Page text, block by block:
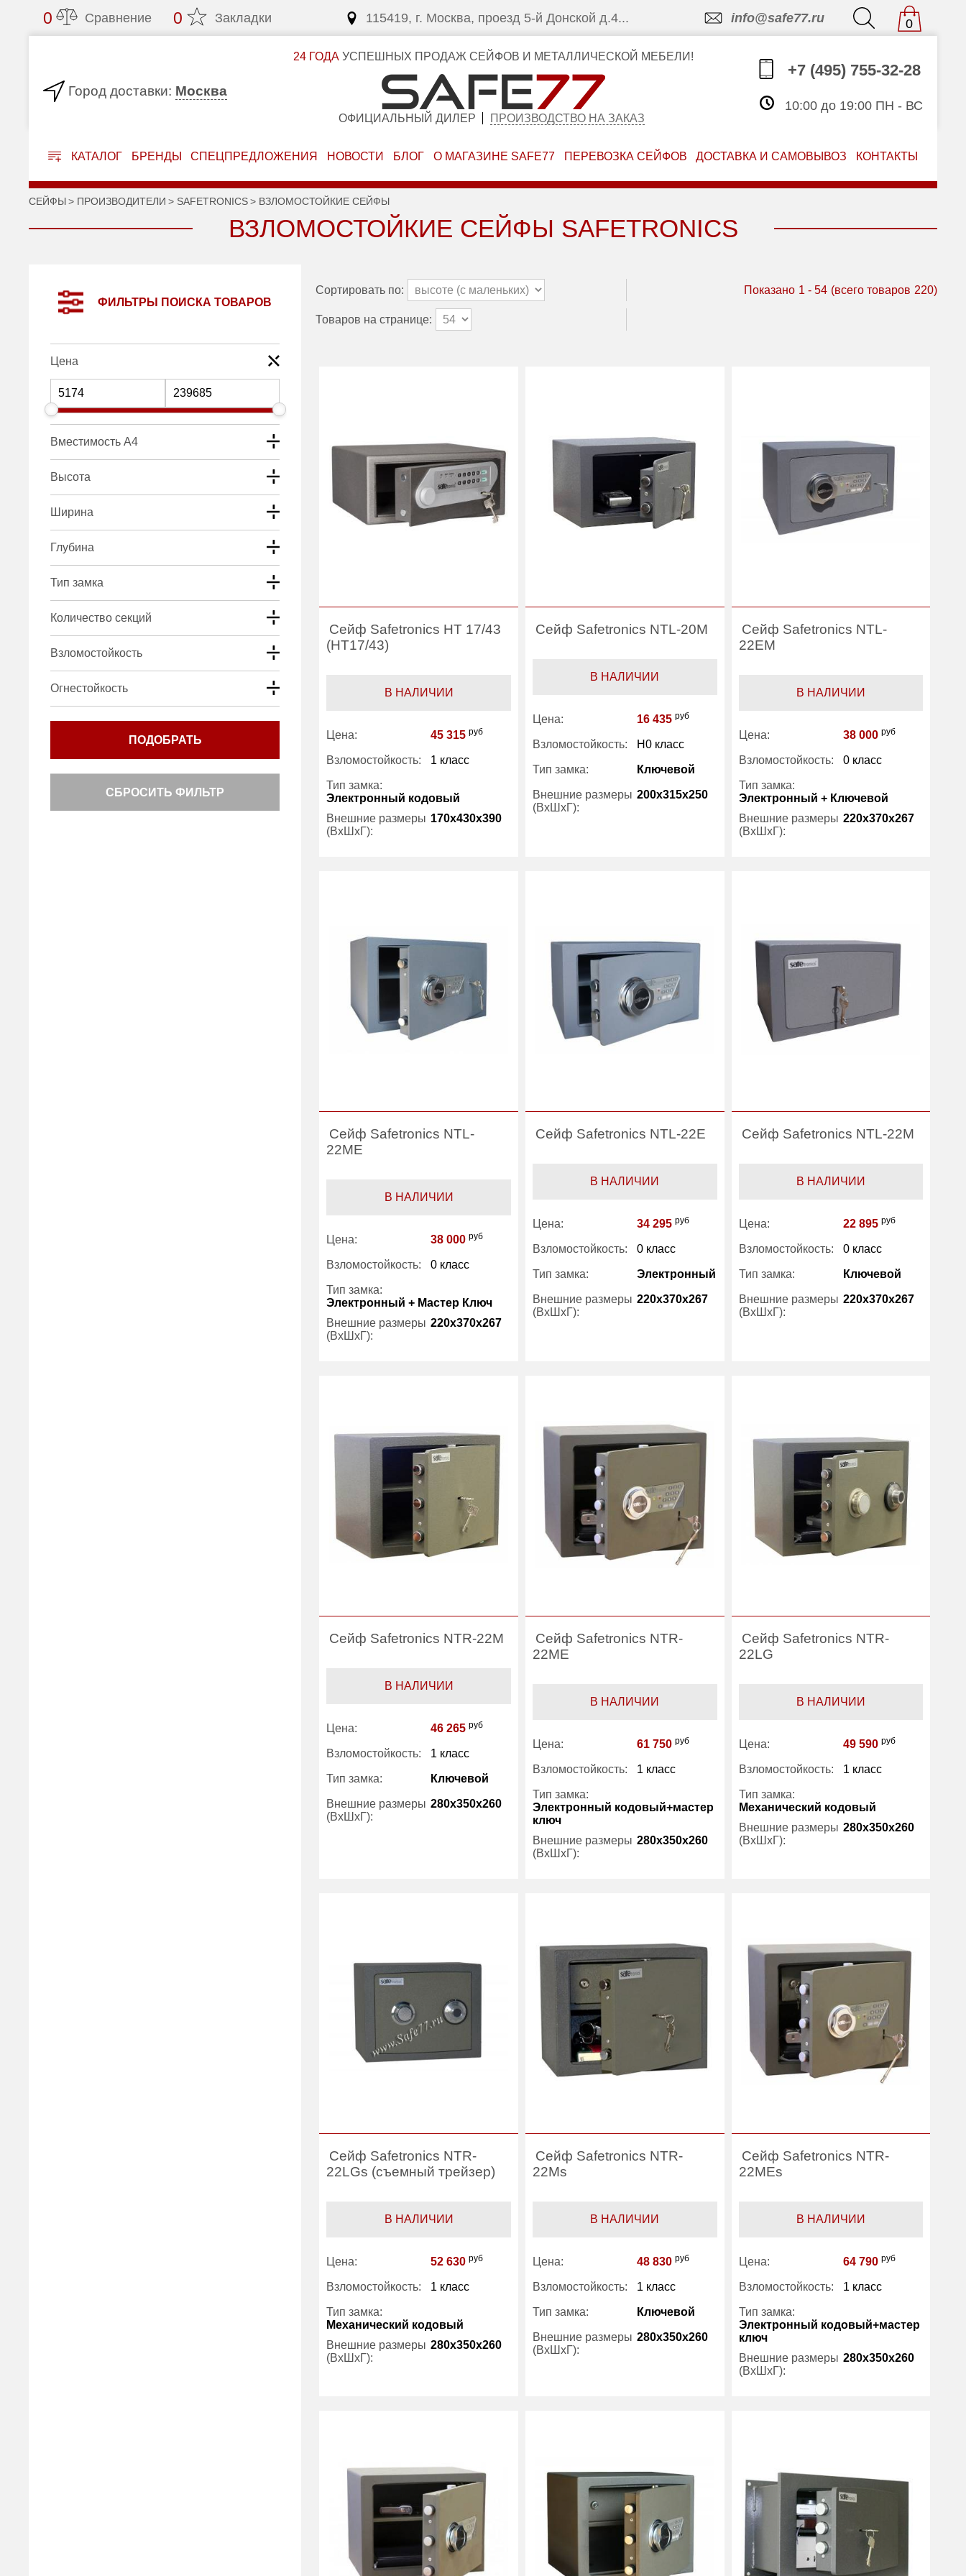
0 Сравнение 0 Закладки 115419, г. Москва, проезд 5-й Донской д.4... info@safe77.ru 0
Город доставки: Москва
24 ГОДАУСПЕШНЫХ ПРОДАЖ СЕЙФОВ И МЕТАЛЛИЧЕСКОЙ МЕБЕЛИ!
ОФИЦИАЛЬНЫЙ ДИЛЕР ПРОИЗВОДСТВО НА ЗАКАЗ
+7 (495) 755-32-28
10:00 до 19:00 ПН - ВС
КАТАЛОГ БРЕНДЫ СПЕЦПРЕДЛОЖЕНИЯ НОВОСТИ БЛОГ О МАГАЗИНЕ SAFE77 ПЕРЕВОЗКА СЕЙФОВ ДОСТАВКА И САМОВЫВОЗ КОНТАКТЫ
СЕЙФЫ ПРОИЗВОДИТЕЛИ SAFETRONICS ВЗЛОМОСТОЙКИЕ СЕЙФЫ
ВЗЛОМОСТОЙКИЕ СЕЙФЫ SAFETRONICS
ФИЛЬТРЫ ПОИСКА ТОВАРОВ
Цена
Вместимость А4
Высота
Ширина
Глубина
Тип замка
Количество секций
Взломостойкость
Огнестойкость
ПОДОБРАТЬ
СБРОСИТЬ ФИЛЬТР
Сортировать по:
Товаров на странице:
Показано 1 - 54 (всего товаров 220)
Сейф Safetronics НТ 17/43
(НТ17/43)
В НАЛИЧИИ
Цена: 45 315 руб
Взломостойкость: 1 класс
Тип замка:
Электронный кодовый
Внешние размеры
(ВхШхГ):
170x430x390
Сейф Safetronics NTL-20M
В НАЛИЧИИ
Цена: 16 435 руб
Взломостойкость: H0 класс
Тип замка: Ключевой
Внешние размеры
(ВхШхГ):
200x315x250
Сейф Safetronics NTL-
22EM
В НАЛИЧИИ
Цена: 38 000 руб
Взломостойкость: 0 класс
Тип замка:
Электронный + Ключевой
Внешние размеры
(ВхШхГ):
220x370x267
Внутренний объем
22
Производитель:
Сейф Safetronics NTL-
22ME
В НАЛИЧИИ
Цена: 38 000 руб
Взломостойкость: 0 класс
Тип замка:
Электронный + Мастер Ключ
Внешние размеры
(ВхШхГ):
220x370x267
11
Внутренний объем
22
Производитель:
Сейф Safetronics NTL-22E
В НАЛИЧИИ
Цена: 34 295 руб
Взломостойкость: 0 класс
Тип замка: Электронный
Внешние размеры
(ВхШхГ):
220x370x267
Производитель:
Сейф Safetronics NTL-22M
В НАЛИЧИИ
Цена: 22 895 руб
Взломостойкость: 0 класс
Тип замка: Ключевой
Внешние размеры
(ВхШхГ):
220x370x267
Производитель: Safetronics
Сейф Safetronics NTR-22M
В НАЛИЧИИ
Цена: 46 265 руб
Взломостойкость: 1 класс
Тип замка: Ключевой
Внешние размеры
(ВхШхГ):
280x350x260
Сейф Safetronics NTR-
22ME
В НАЛИЧИИ
Цена: 61 750 руб
Взломостойкость: 1 класс
Тип замка:
Электронный кодовый+мастер
ключ
Внешние размеры
(ВхШхГ):
280x350x260
Производитель: Safetronics
Сейф Safetronics NTR-
22LG
В НАЛИЧИИ
Цена: 49 590 руб
Взломостойкость: 1 класс
Тип замка:
Механический кодовый
Внешние размеры
(ВхШхГ):
280x350x260
Сейф Safetronics NTR-
22LGs (съемный трейзер)
В НАЛИЧИИ
Цена: 52 630 руб
Взломостойкость: 1 класс
Тип замка:
Механический кодовый
Внешние размеры
(ВхШхГ):
280x350x260
Сейф Safetronics NTR-
22Ms
В НАЛИЧИИ
Цена: 48 830 руб
Взломостойкость: 1 класс
Тип замка: Ключевой
Внешние размеры
(ВхШхГ):
280x350x260
Сейф Safetronics NTR-
22MEs
В НАЛИЧИИ
Цена: 64 790 руб
Взломостойкость: 1 класс
Тип замка:
Электронный кодовый+мастер
ключ
Внешние размеры
(ВхШхГ):
280x350x260